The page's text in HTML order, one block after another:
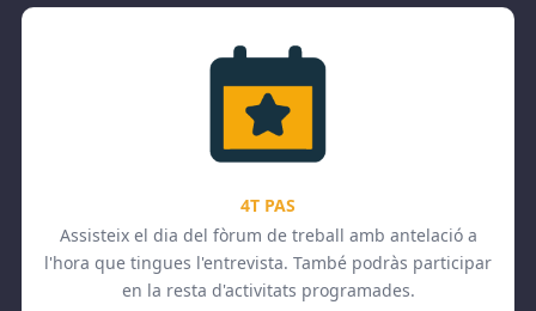
4T PAS
Assisteix el dia del fòrum de treball amb antelació a
l'hora que tingues l'entrevista. També podràs participar
en la resta d'activitats programades.